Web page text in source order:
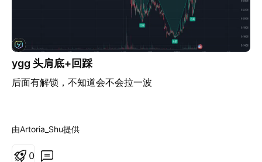
ygg 头肩底+回踩
后面有解锁，不知道会不会拉一波
由Artoria_Shu提供
0